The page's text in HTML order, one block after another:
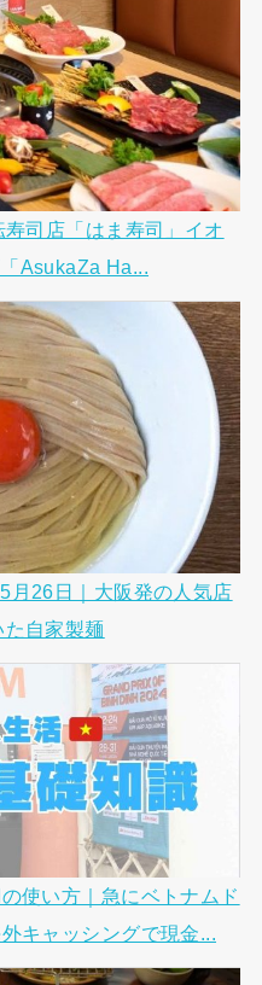
寿司店「はま寿司」イオ
AsukaZa Ha...
月26日｜大阪発の人気店
自家製麺
使い方｜急にベトナムド
キャッシングで現金...